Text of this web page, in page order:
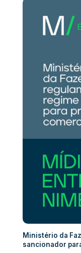
Ministério da
sancionador